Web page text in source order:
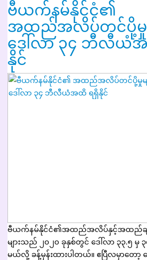
ဗီယက်နမ်နိုင်ငံ၏
အထည်အလိပ်တင်ပို့မှုမ
ဒေါ်လာ ၃၄ ဘီလီယံ
နိုင်
ဗီယက်နမ်နိုင်ငံ၏အထည်အလိပ်နှင့်အထည်ချု
များသည် ၂၀၂၀ ခုနှစ်တွင် ဒေါ်လာ ၃၃.၅
မယ်လို့ ခန့်မှန်းထားပါတယ်။ ဧပြီလမှာတော့